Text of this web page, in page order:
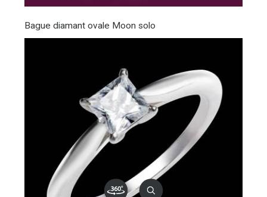
Bague diamant ovale Moon solo